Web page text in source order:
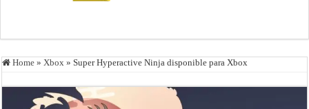
Home » Xbox » Super Hyperactive Ninja disponible para Xbox